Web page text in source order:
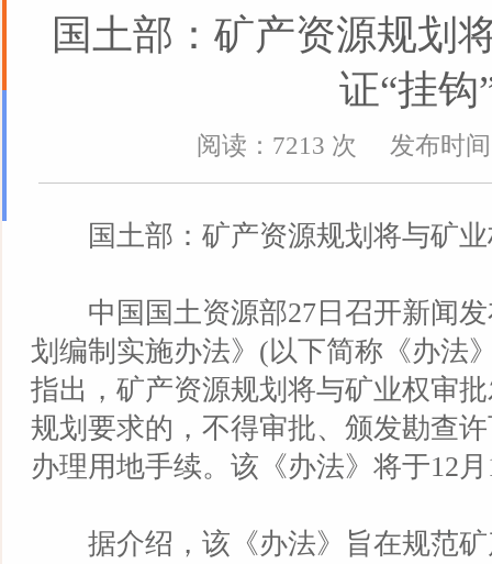
国土部：矿产资源规划
证“挂钩
阅读：7213 次 发布时间
国土部：矿产资源规划将与矿业
中国国土资源部27日召开新闻发
划编制实施办法》(以下简称《办法
指出，矿产资源规划将与矿业权审
规划要求的，不得审批、颁发勘查
办理用地手续。该《办法》将于12
据介绍，该《办法》旨在规范矿